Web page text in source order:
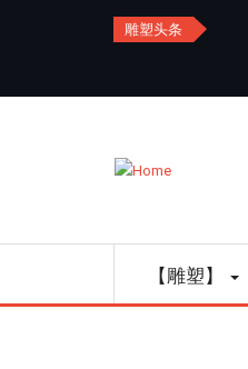
雕塑头条
navigation
【雕塑】